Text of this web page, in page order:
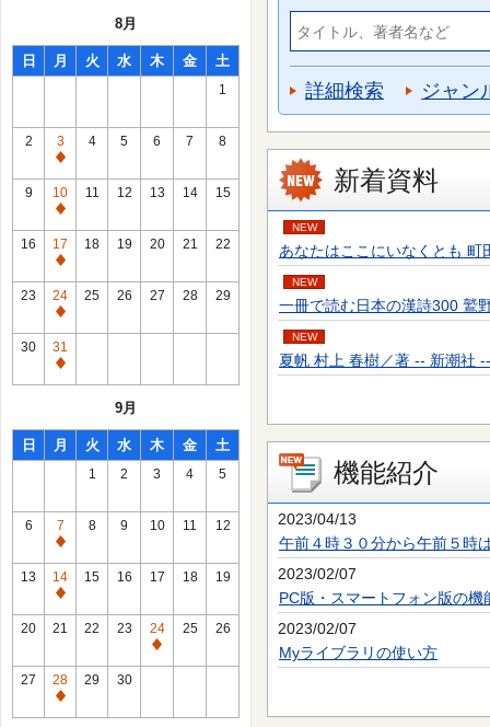
8月
日 月 火 水 木 金 土
1
2
3
通
常
休
館
日
4 5 6 7 8
9
10
通
常
休
館
日
11 12 13 14 15
16
17
通
常
休
館
日
18 19 20 21 22
23
24
通
常
休
館
25 26 27 28 29
30
31
通
館
日
9月
日 月 火 水 木 金 土
1 2 3 4 5
6
7
通
常
休
館
8 9 10 11 12
13
14
通
常
館
日
15 16 17 18 19
20 21 22 23
24
通
館
25 26
27
28
通
29 30
詳細検索 ジャン
新着資料
NEW
あなたはここにいなくとも
NEW
一冊で読む日本の漢詩300 鷲
NEW
夏帆 村上 春樹／著 -- 新潮社
機能紹介
2023/04/13
午前４時３０分から午前５時
2023/02/07
PC版・スマートフォン版の機
2023/02/07
Myライブラリの使い方